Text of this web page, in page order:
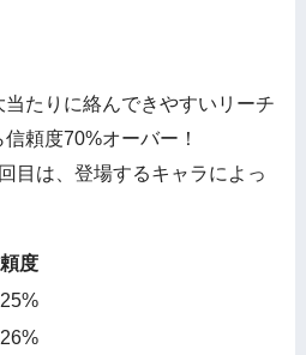
当たりに絡んできやすいリーチ
頼度70%オーバー！
目は、登場するキャラによっ
度